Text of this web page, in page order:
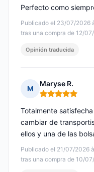
Publicado el 23/07/2026
tras una compra de 12/
Perfecto como
Opinión traducida
M
Maryse R.
Nota: 5 de 5
Publicado el 21/07/2026
tras una compra de 10/
Totalmente
cambiar de
ellos y una de las